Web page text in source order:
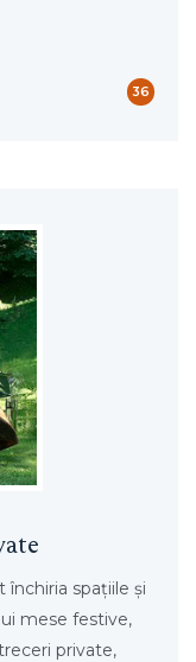
36
spaţiile şi
mese festive,
private,